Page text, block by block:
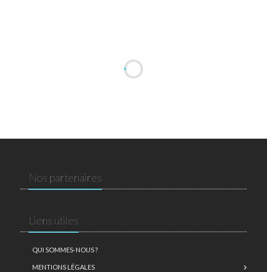
Nos partenaires
Liens utiles
QUI SOMMES-NOUS ?
MENTIONS LÉGALES